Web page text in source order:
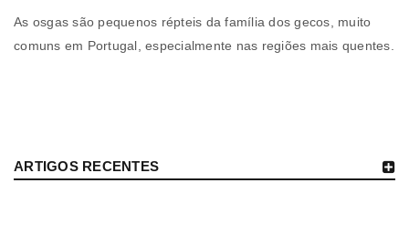
As osgas são pequenos répteis da família dos gecos, muito
comuns em Portugal, especialmente nas regiões mais quentes.
ARTIGOS RECENTES